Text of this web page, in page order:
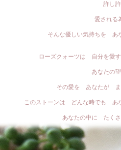
許し
愛される
そんな優しい気持ちを あ
ローズクォーツは 自分を愛
あなたの
その愛を あなたが ま
このストーンは どんな時でも あ
あなたの中に たくさ